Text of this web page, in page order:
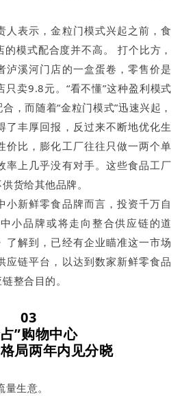
人表示，金粒门模式兴起之前，食
模式配合度并不高。 打个比方，
泸溪河门店的一盒蛋卷，零售价是
卖9.8元。“看不懂”这种盈利模式
，而随着“金粒门模式”迅速兴起，
了丰厚回报，反过来不断地优化生
价比，膨化工厂往往只做一两个单
率上几乎没有对手。这些食品工厂
货给其他品牌。
小新鲜零食品牌而言，投资千万自
小品牌或将走向整合供应链的道
了解到，已经有企业瞄准这一市场
应链平台，以达到数家新鲜零食品
整合目的。
03
”购物中心
局两年内见分晓
生意。